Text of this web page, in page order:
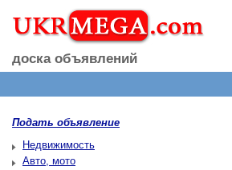
доска объявлений
Подать объявление
Недвижимость
Авто, мото